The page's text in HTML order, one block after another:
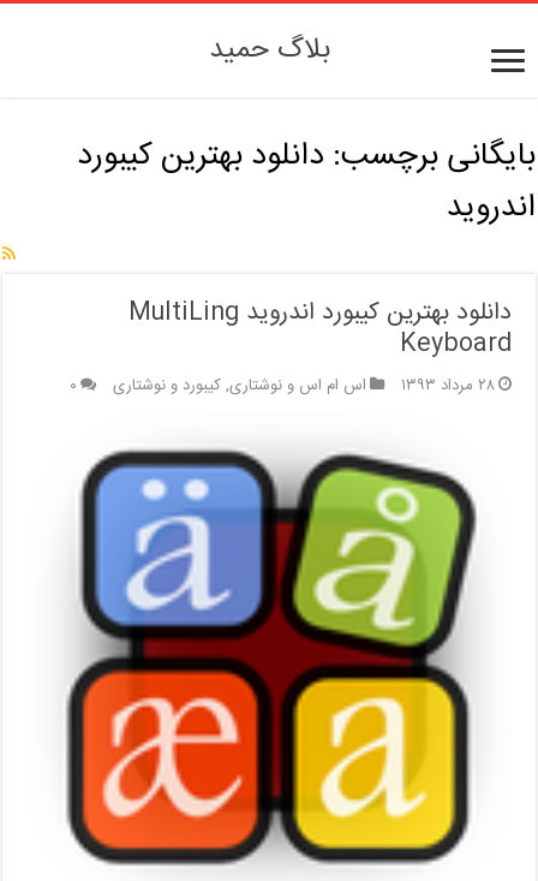
بلاگ حمید
بایگانی برچسب: دانلود بهترین کیبورد
اندروید
دانلود بهترین کیبورد اندروید MultiLing
Keyboard
۲۸ مرداد ۱۳۹۳ اس ام اس و نوشتاری,کیبورد و نوشتاری ۰